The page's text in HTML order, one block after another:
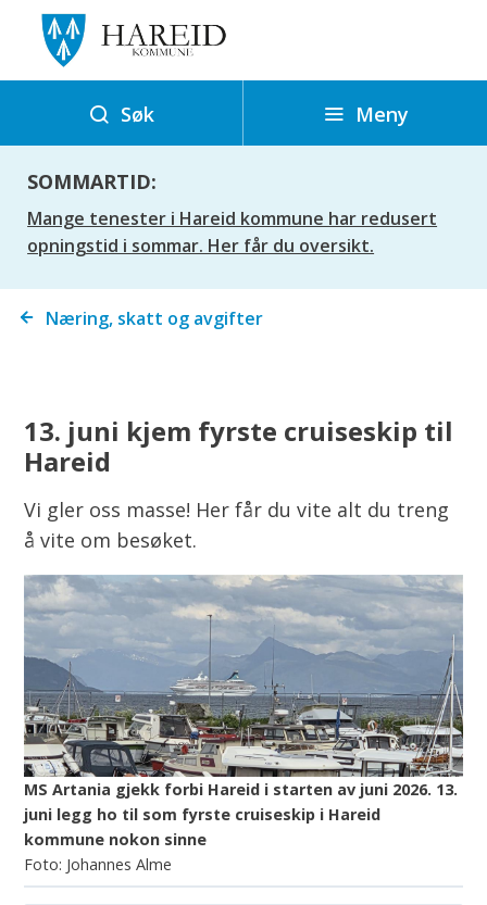
r
i
k
o
m
Søk Meny
SOMMARTID:
Mange tenester i Hareid kommune har redusert
opningstid i sommar. Her får du oversikt.
Du Næring, skatt og avgifter
13. juni kjem fyrste cruiseskip til
Hareid
Vi gler oss masse! Her får du vite alt du treng
å vite om besøket.
MS Artania gjekk forbi Hareid i starten av juni 2026. 13.
juni legg ho til som fyrste cruiseskip i Hareid
kommune nokon sinne
Johannes Alme